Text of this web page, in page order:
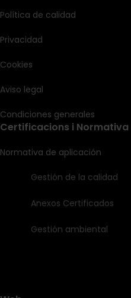
Política de calidad
Privacidad
Cookies
Aviso legal
Condiciones generales
Certificacions i Normativa
Normativa de aplicación
Gestión de la calidad
Anexos Certificados
Gestión ambiental